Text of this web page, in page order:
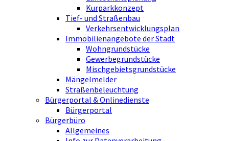
Kurparkkonzept
Tief- und Straßenbau
Verkehrsentwicklungsplan
Immobilienangebote der Stadt
Wohngrundstücke
Gewerbegrundstücke
Mischgebietsgrundstücke
Mängelmelder
Straßenbeleuchtung
Bürgerportal & Onlinedienste
Bürgerportal
Bürgerbüro
Allgemeines